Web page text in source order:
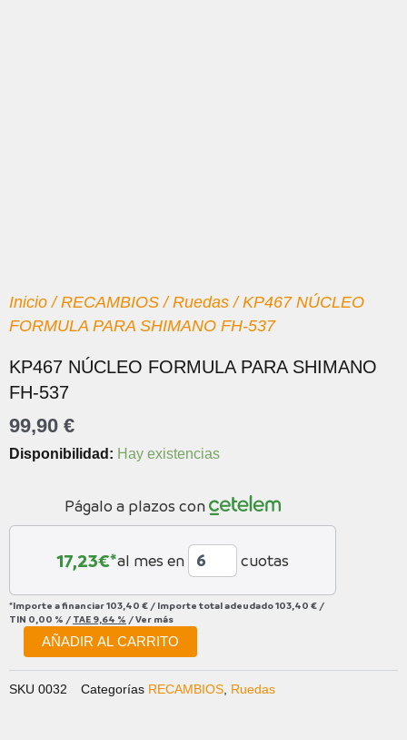
Inicio /RECAMBIOS /Ruedas / KP467 NÚCLEO
FORMULA PARA SHIMANO FH-537
KP467 NÚCLEO FORMULA PARA SHIMANO
FH-537
99,90 €
Disponibilidad: Hay existencias
Págalo a plazos con
17,23€*al mes en cuotas
*Importe a financiar103,40 € / Importe total adeudado103,40 € /
TIN 0,00 % / TAE 9,64 % /Ver más
KP467
SHIMANO
AÑADIR AL CARRITO
SKU 0032 Categorías RECAMBIOS, Ruedas